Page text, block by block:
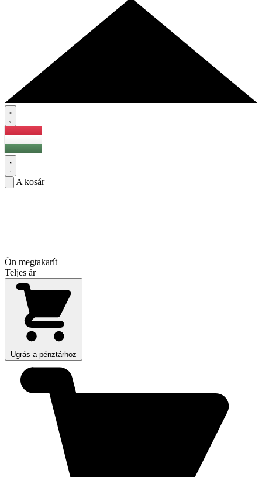
A kosár
Ön megtakarít
Teljes ár
Ugrás a pénztárhoz